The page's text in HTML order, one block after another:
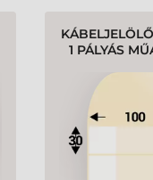
1 PÁLYÁS